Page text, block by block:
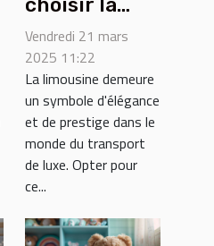
limousine
parfaite pour
votre
événement
spécial
Vendredi 21 mars
2025 11:22
La limousine demeure
un symbole d'élégance
et de prestige dans le
monde du transport
de luxe. Opter pour
ce...